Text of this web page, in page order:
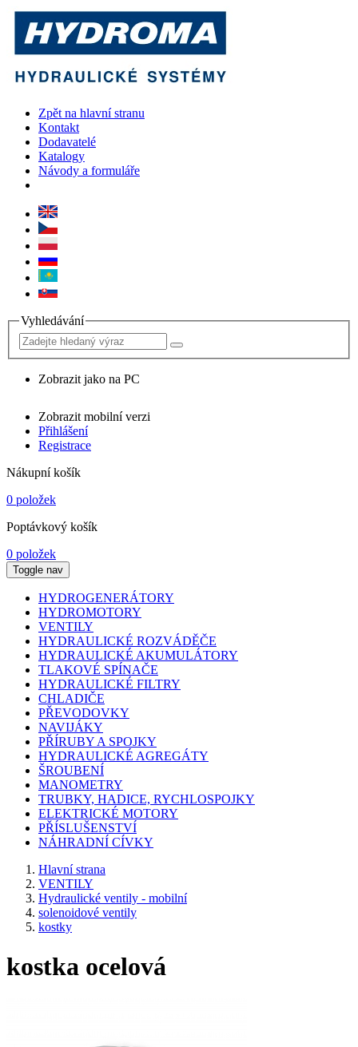
Zpět na hlavní stranu
Kontakt
Dodavatelé
Katalogy
Návody a formuláře
Vyhledávání
Zobrazit jako na PC
Zobrazit mobilní verzi
Přihlášení
Registrace
Nákupní košík
0 položek
Poptávkový košík
0 položek
Toggle nav
HYDROGENERÁTORY
HYDROMOTORY
VENTILY
HYDRAULICKÉ ROZVÁDĚČE
HYDRAULICKÉ AKUMULÁTORY
TLAKOVÉ SPÍNAČE
HYDRAULICKÉ FILTRY
CHLADIČE
PŘEVODOVKY
NAVIJÁKY
PŘÍRUBY A SPOJKY
HYDRAULICKÉ AGREGÁTY
ŠROUBENÍ
MANOMETRY
TRUBKY, HADICE, RYCHLOSPOJKY
ELEKTRICKÉ MOTORY
PŘÍSLUŠENSTVÍ
NÁHRADNÍ CÍVKY
Hlavní strana
VENTILY
Hydraulické ventily - mobilní
solenoidové ventily
kostky
kostka ocelová